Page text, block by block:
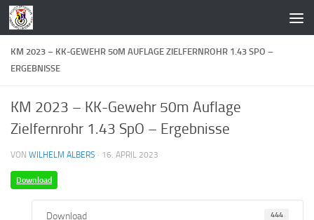
Zum Inhalt springen
KM 2023 – KK-GEWEHR 50M AUFLAGE ZIELFERNROHR 1.43 SPO –
ERGEBNISSE
KM 2023 – KK-Gewehr 50m Auflage
Zielfernrohr 1.43 SpO – Ergebnisse
VON WILHELM ALBERS · 16. APRIL 2023
Download
Download 444